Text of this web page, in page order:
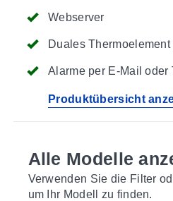
Webserver
Duales Thermoelement
Alarme per E-Mail oder
Produktübersicht
Alle Modelle
Verwenden Sie die Filter
um Ihr Modell zu finden.